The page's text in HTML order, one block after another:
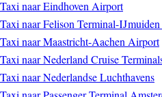
Taxi naar Eindhoven Airport
Taxi naar Felison Terminal-
Taxi naar Maastricht-Aachen Airport
Taxi naar Nederland Cruise
Taxi naar Nederlandse Luchthavens